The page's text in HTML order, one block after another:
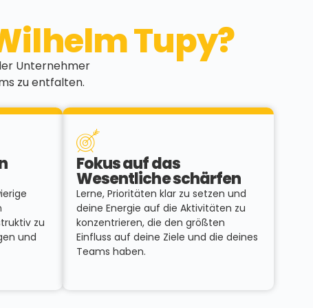
Tupy?
Unternehmer
zu entfalten.
zu
und
Fokus auf das
Wesentliche schärfen
Lerne, Prioritäten klar zu setzen und
deine Energie auf die Aktivitäten zu
konzentrieren, die den größten
Einfluss auf deine Ziele und die deines
Teams haben.